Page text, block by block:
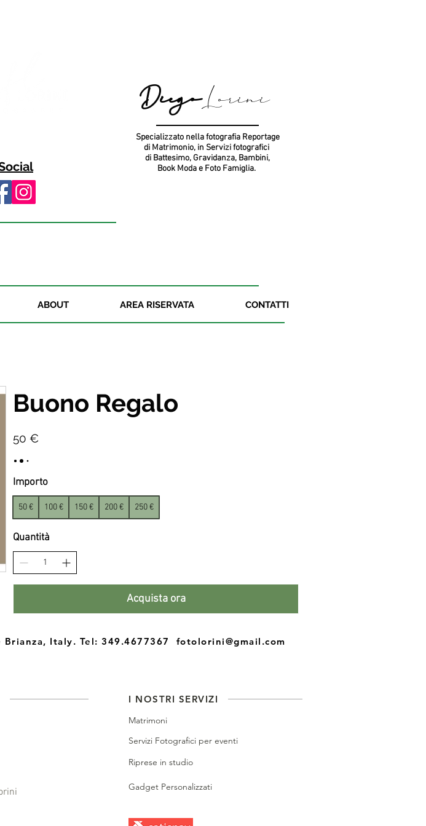
DiegoLorini
Specializzato nella fotografia Reportage
di Matrimonio, in Servizi fotografici
di Battesimo, Gravidanza, Bambini,
Book Moda e Foto Famiglia.
ABOUT AREA RISERVATA CONTATTI
Buono Regalo
50 €
Importo
50 € 100 € 150 € 200 € 250 €
Quantità
Acquista ora
Brianza, Italy. Tel: 349.4677367 fotolorini@gmail.com
I NOSTRI SERVIZI
Matrimoni
Servizi Fotografici per eventi
Riprese in studio
Gadget Personalizzati